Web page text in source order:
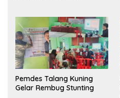
Pasar
Pemdes Talang Kuning
Gelar Rembug Stunting